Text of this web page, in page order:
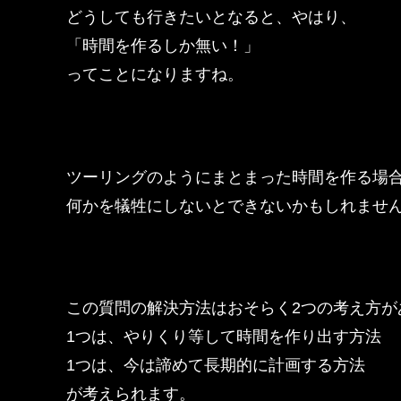
どうしても行きたいとなると、やはり、
「時間を作るしか無い！」
ってことになりますね。
ツーリングのようにまとまった時間を作る場合
何かを犠牲にしないとできないかもしれません
この質問の解決方法はおそらく2つの考え方が
1つは、やりくり等して時間を作り出す方法
1つは、今は諦めて長期的に計画する方法
が考えられます。